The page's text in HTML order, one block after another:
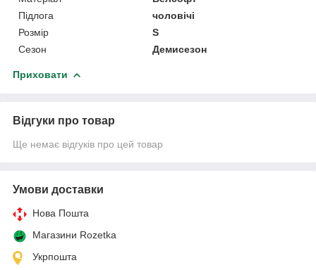
Підлога
чоловічі
Розмір
S
Сезон
Демисезон
Приховати
Відгуки про товар
Ще немає відгуків про цей товар
Умови доставки
Нова Пошта
Магазини Rozetka
Укрпошта